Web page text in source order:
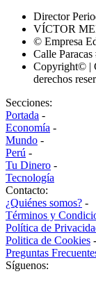
Director
VÍCTOR
© Empresa
Calle
Copyright© |
derechos
Secciones:
Portada -
Economía -
Mundo -
Perú -
Tu Dinero -
Tecnología
Contacto:
¿Quiénes somos? -
Términos y
Política de
Politica de Cookies -
Preguntas
Síguenos: